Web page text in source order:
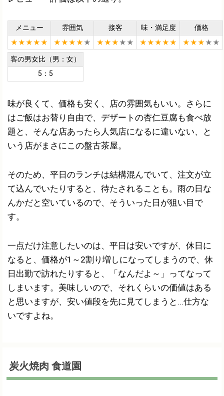
メニュー 雰囲気 接客 味・満足度
価格
★★★★★
★★★★ ★ ★★★ ★★ ★★★★★ ★★★ ★★
客の男女比（男：女）
5：5
味が良くて、価格も安く、店の雰囲気もいい。さらに
はご飯はお替り自由で、デザートの杏仁豆腐も食べ放
題と、そんな店あったら人気店になるに違いない、と
いう店がまさにこの盤古茶屋。
そのため、平日のランチは結構混んでいて、注文が立
て込んでいたりすると、待たされることも。雨の日な
んかだと空いているので、そういった日が狙い目で
す。
一点だけ注意したいのは、平日は安いですが、休日に
なると、価格が1～2割り増しになってしまうので、休
日出勤で訪れたりすると、「なんだよ～」ってなって
しまいます。美味しいので、それくらいの価値はある
と思いますが、安い値段を先に見てしまうと...仕方な
いですよね。
炭火焼肉 食道園